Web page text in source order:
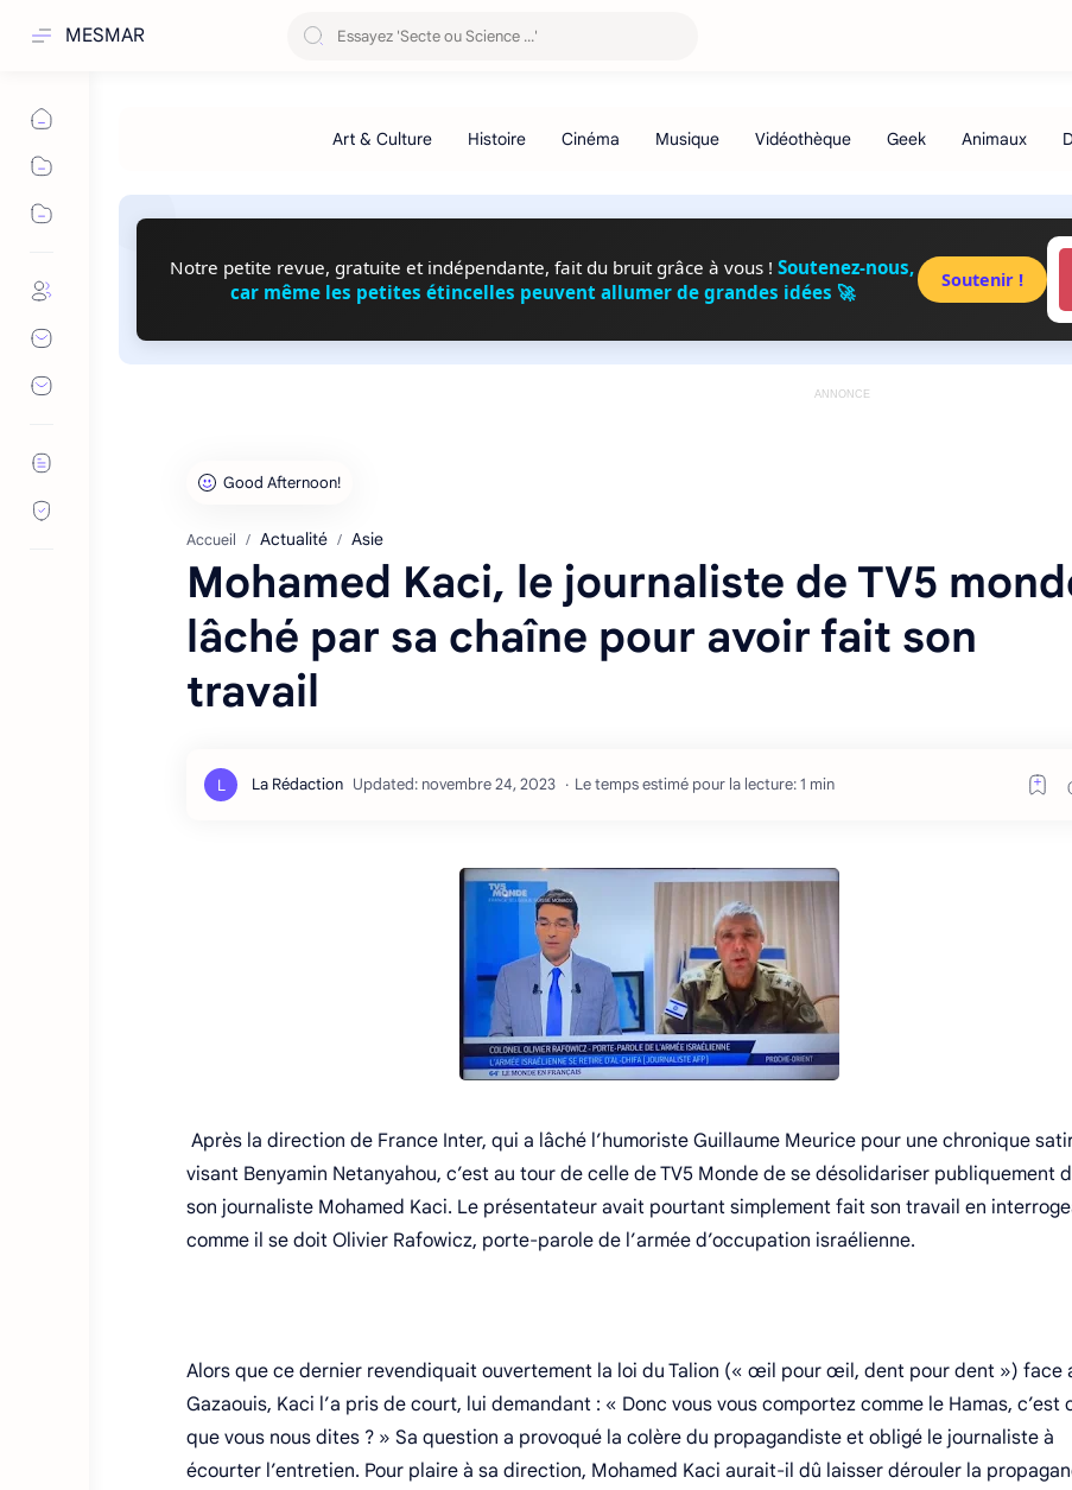
MESMAR
Notre petite revue, gratuite et indépendante, fait du bruit grâce à vous ! Soutenez-nous,
car même les petites étincelles peuvent allumer de grandes idées 🚀
Soutenir !
ANNONCE
Accueil Actualité Asie
Mohamed Kaci, le journaliste de TV5
lâché par sa chaîne pour avoir fait son
travail
Le temps estimé pour la lecture: 1 min
Après la direction de France Inter, qui a lâché l’humoriste Guillaume Meurice pour une chronique
visant Benyamin Netanyahou, c’est au tour de celle de TV5 Monde de se désolidariser publiquement
son journaliste Mohamed Kaci. Le présentateur avait pourtant simplement fait son travail en
comme il se doit Olivier Rafowicz, porte-parole de l’armée d’occupation israélienne.
Alors que ce dernier revendiquait ouvertement la loi du Talion (« œil pour œil, dent pour dent ») face
Gazaouis, Kaci l’a pris de court, lui demandant : « Donc vous vous comportez comme le Hamas, c’est
que vous nous dites ? » Sa question a provoqué la colère du propagandiste et obligé le journaliste à
écourter l’entretien. Pour plaire à sa direction, Mohamed Kaci aurait-il dû laisser dérouler la